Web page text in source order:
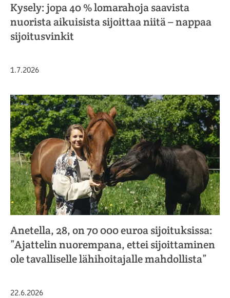
Kysely: jopa 40 % lomarahoja saavista
nuorista aikuisista sijoittaa niitä – nappaa
sijoitusvinkit
Julkaistu
1.7.2026
Anetella, 28, on 70 000 euroa sijoituksissa:
”Ajattelin nuorempana, ettei sijoittaminen
ole tavalliselle lähihoitajalle mahdollista”
Julkaistu
22.6.2026